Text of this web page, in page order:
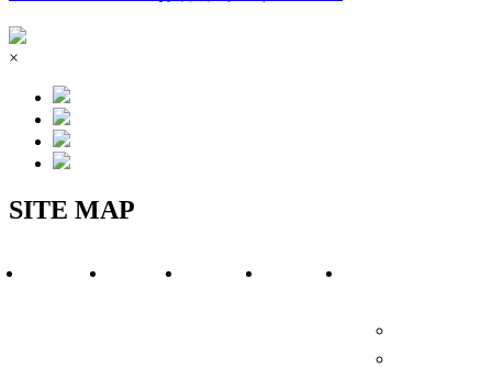
×
SITE MAP
WORKS EVENT VOICE